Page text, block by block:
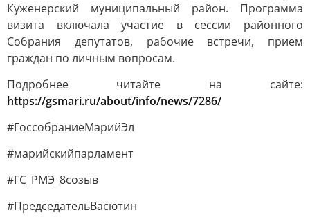
Куженерский муниципальный район. Программа
визита включала участие в сессии районного
Собрания депутатов, рабочие встречи, прием
граждан по личным вопросам.
Подробнее читайте на сайте:
https://gsmari.ru/about/info/news/7286/
#ГоссобраниеМарийЭл
#марийскийпарламент
#ГС_РМЭ_8созыв
#ПредседательВасютин